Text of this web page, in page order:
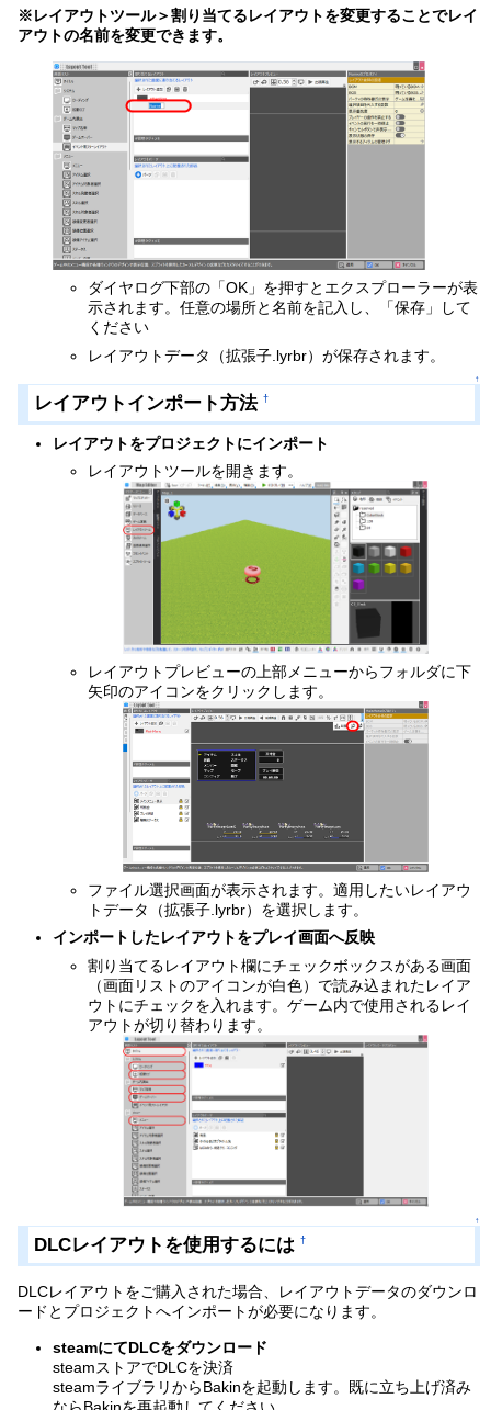
※レイアウトツール＞割り当てるレイアウトを変更することでレイ
アウトの名前を変更できます。
ダイヤログ下部の「OK」を押すとエクスプローラーが表
示されます。任意の場所と名前を記入し、「保存」して
ください
レイアウトデータ（拡張子.lyrbr）が保存されます。
↑
レイアウトインポート方法 †
レイアウトをプロジェクトにインポート
レイアウトツールを開きます。
レイアウトプレビューの上部メニューからフォルダに下
矢印のアイコンをクリックします。
ファイル選択画面が表示されます。適用したいレイアウ
トデータ（拡張子.lyrbr）を選択します。
インポートしたレイアウトをプレイ画面へ反映
割り当てるレイアウト欄にチェックボックスがある画面
（画面リストのアイコンが白色）で読み込まれたレイア
ウトにチェックを入れます。ゲーム内で使用されるレイ
アウトが切り替わります。
↑
DLCレイアウトを使用するには †
DLCレイアウトをご購入された場合、レイアウトデータのダウンロ
ードとプロジェクトへインポートが必要になります。
steamにてDLCをダウンロード
steamストアでDLCを決済
steamライブラリからBakinを起動します。既に立ち上げ済み